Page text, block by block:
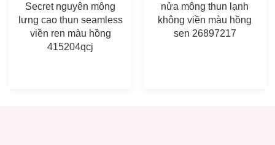
Secret nguyên mông
lưng cao thun seamless
viền ren màu hồng
415204qcj
nửa mông thun lạnh
không viền màu hồng
sen 26897217